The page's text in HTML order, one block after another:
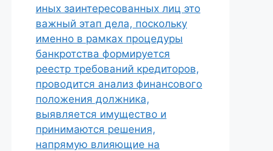
иных заинтересованных лиц это
важный этап дела, поскольку
именно в рамках процедуры
банкротства формируется
реестр требований кредиторов,
проводится анализ финансового
положения должника,
выявляется имущество и
принимаются решения,
напрямую влияющие на